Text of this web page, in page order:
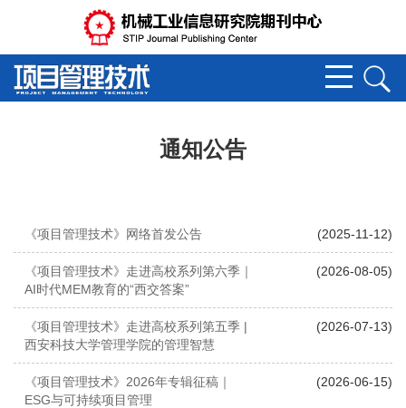
通知公告
《项目管理技术》网络首发公告 (2025-11-12)
《项目管理技术》走进高校系列第六季｜
AI时代MEM教育的“西交答案”
(2026-08-05)
《项目管理技术》走进高校系列第五季 |
西安科技大学管理学院的管理智慧
(2026-07-13)
《项目管理技术》2026年专辑征稿｜
ESG与可持续项目管理
(2026-06-15)